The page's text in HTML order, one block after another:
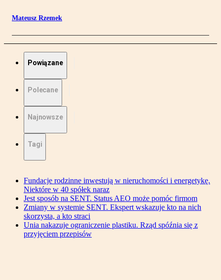
Mateusz Rzemek
Powiązane
Polecane
Najnowsze
Tagi
Fundacje rodzinne inwestują w nieruchomości i energetykę.
Niektóre w 40 spółek naraz
Jest sposób na SENT. Status AEO może pomóc firmom
Zmiany w systemie SENT. Ekspert wskazuje kto na nich
skorzysta, a kto straci
Unia nakazuje ograniczenie plastiku. Rząd spóźnia się z
przyjęciem przepisów